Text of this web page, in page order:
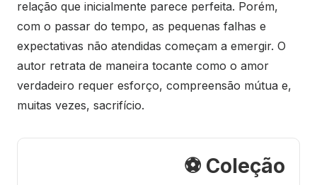
relação que inicialmente parece perfeita. Porém,
com o passar do tempo, as pequenas falhas e
expectativas não atendidas começam a emergir. O
autor retrata de maneira tocante como o amor
verdadeiro requer esforço, compreensão mútua e,
muitas vezes, sacrifício.
⚽ Coleção